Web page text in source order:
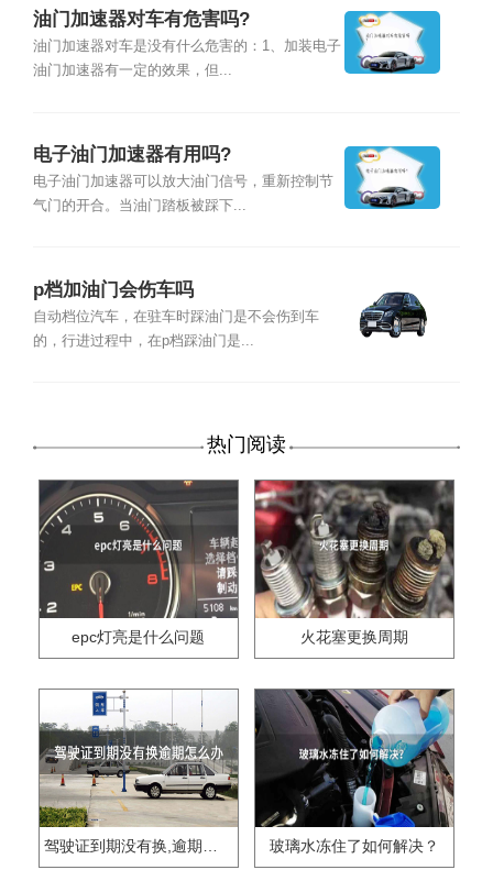
油门加速器对车有危害吗?
油门加速器对车是没有什么危害的：1、加装电子
油门加速器有一定的效果，但...
电子油门加速器有用吗?
电子油门加速器可以放大油门信号，重新控制节
气门的开合。当油门踏板被踩下...
p档加油门会伤车吗
自动档位汽车，在驻车时踩油门是不会伤到车
的，行进过程中，在p档踩油门是...
热门阅读
epc灯亮是什么问题 火花塞更换周期
驾驶证到期没有换,逾期怎么办?? 玻璃水冻住了如何解决？